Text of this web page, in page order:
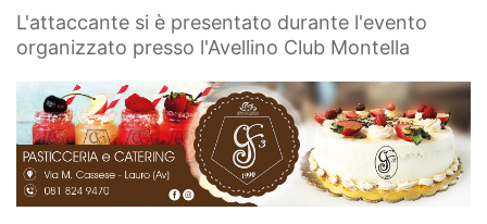
L'attaccante si è presentato durante l'evento
organizzato presso l'Avellino Club Montella